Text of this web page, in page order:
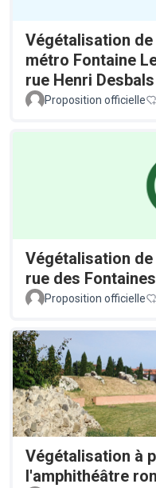
Végétalisation de
métro Fontaine
rue Henri Desbals
Proposition officielle
Végétalisation
rue des Fontaines
Proposition officielle
Végétalisation à
l'amphithéâtre